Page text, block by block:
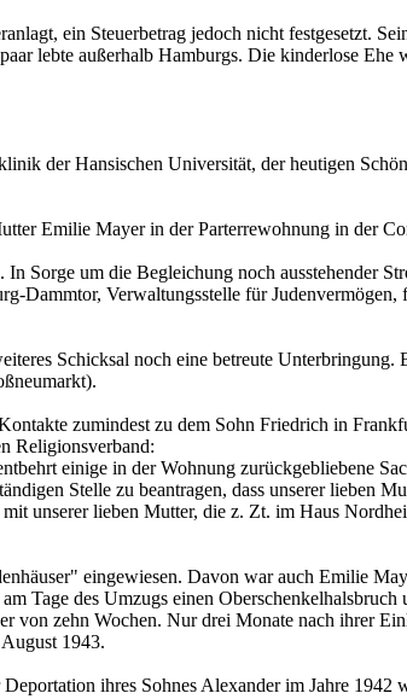
ein Steuerbetrag jedoch nicht festgesetzt.
lebte außerhalb Hamburgs. Die kinderlose Ehe
der Hansischen Universität, der heutigen
Emilie Mayer in der Parterrewohnung in der
Sorge um die Begleichung noch ausstehender
Dammtor, Verwaltungsstelle für
Schicksal noch eine betreute Unterbringung.
zumindest zu dem Sohn Friedrich in
Religionsverband:
einige in der Wohnung zurückgebliebene
Stelle zu beantragen, dass unserer lieben
unserer lieben Mutter, die z. Zt. im Haus
eingewiesen. Davon war auch Emilie
Tage des Umzugs einen
von zehn Wochen. Nur drei Monate nach ihrer
1943.
ihres Sohnes Alexander im Jahre 1942